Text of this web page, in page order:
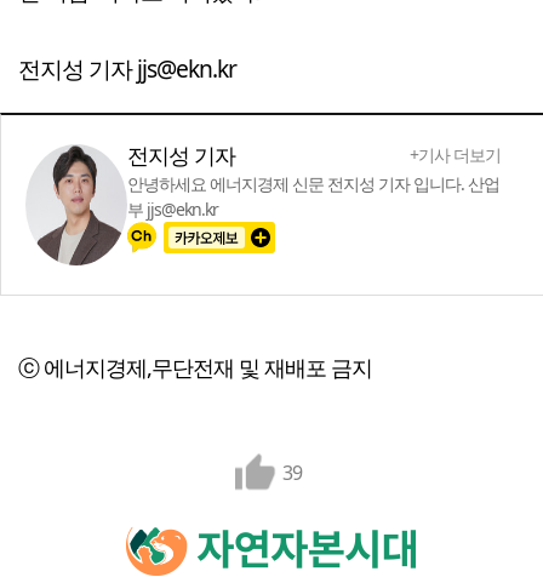
전지성 기자 jjs@ekn.kr
전지성 기자
+기사 더보기
안녕하세요 에너지경제 신문 전지성 기자 입니다. 산업
부 jjs@ekn.kr
ⓒ 에너지경제,무단전재 및 재배포 금지
39